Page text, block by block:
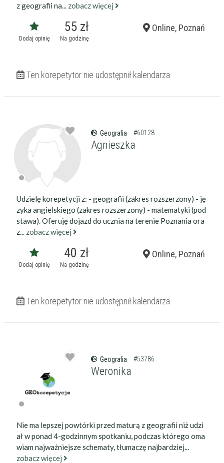
z geografii na... zobacz więcej
Dodaj opinię
55 zł
Na godzinę
Online, Poznań
Ten korepetytor nie udostępnił kalendarza
Geografia #60128
Agnieszka
Udzielę korepetycji z: - geografii (zakres rozszerzony) - ję
zyka angielskiego (zakres rozszerzony) - matematyki (pod
stawa). Oferuję dojazd do ucznia na terenie Poznania ora
z... zobacz więcej
Dodaj opinię
40 zł
Na godzinę
Online, Poznań
Ten korepetytor nie udostępnił kalendarza
Geografia #53786
Weronika
Nie ma lepszej powtórki przed maturą z geografii niż udzi
ał w ponad 4-godzinnym spotkaniu, podczas którego oma
wiam najważniejsze schematy, tłumaczę najbardziej...
zobacz więcej